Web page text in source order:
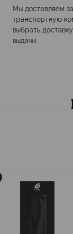
Мы доставляем
транспортную
выбрать
выдачи.